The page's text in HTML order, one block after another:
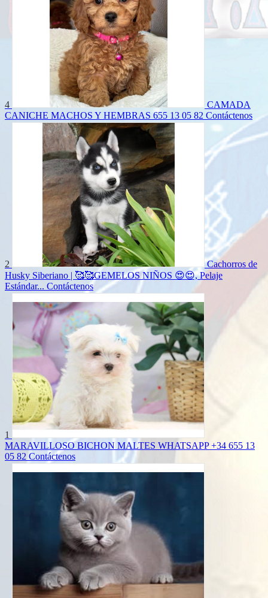
4
CAMADA
CANICHE MACHOS Y HEMBRAS 655 13 05 82 Contáctenos
2
Cachorros de
Husky Siberiano | 🥰🥰GEMELOS NIÑOS 😍😍, Pelaje
Estándar... Contáctenos
1
MARAVILLOSO BICHON MALTES WHATSAPP +34 655 13
05 82 Contáctenos